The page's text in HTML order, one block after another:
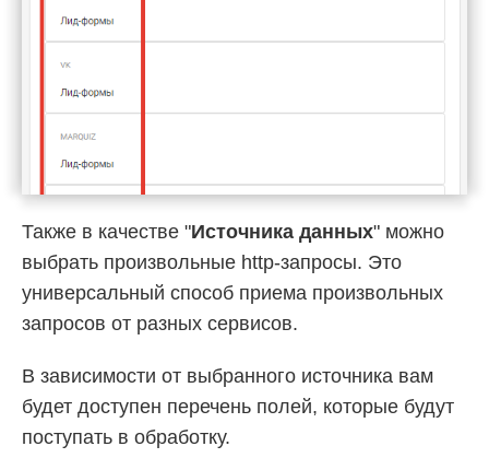
Также в качестве "Источника данных" можно
выбрать произвольные http-запросы. Это
универсальный способ приема произвольных
запросов от разных сервисов.
В зависимости от выбранного источника вам
будет доступен перечень полей, которые будут
поступать в обработку.